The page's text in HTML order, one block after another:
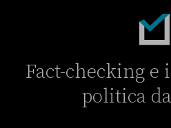
Fact-checking
politica